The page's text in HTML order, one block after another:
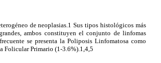
de neoplasias.1 Sus tipos histológicos más
ambos constituyen el conjunto de linfomas
se presenta la Poliposis Linfomatosacomo
Folicular Primario (1-3.6%).1,4,5